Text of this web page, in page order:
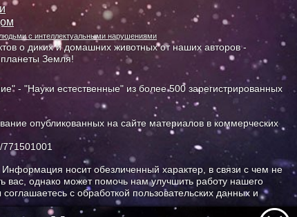
с интеллектуальными нарушениями
о диких и домашних животных от наших авторов -
Земля!
- "Науки естественные" из более 500 зарегистрированных
опубликованных на сайте материалов в коммерческих
носит обезличенный характер, в связи с чем не
вас, однако может помочь нам улучшить работу нашего
с обработкой пользовательских данных и